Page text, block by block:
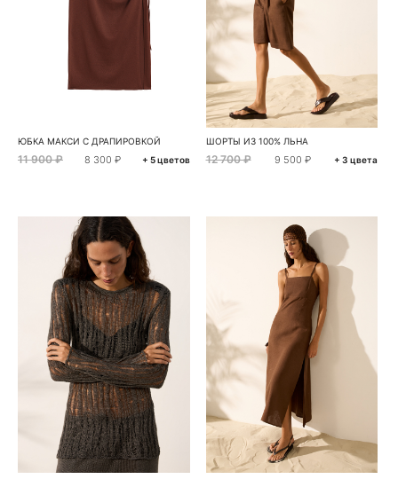
ЮБКА МАКСИ С ДРАПИРОВКОЙ
11 900 ₽ 8 300 ₽ + 5 цветов
ШОРТЫ ИЗ 100% ЛЬНА
12 700 ₽ 9 500 ₽ + 3 цвета